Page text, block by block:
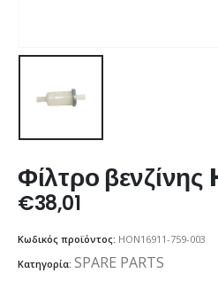
Φίλτρο
€38,01
Κωδικός προϊόντος: HON16911-759-003
Κατηγορία: SPARE PARTS